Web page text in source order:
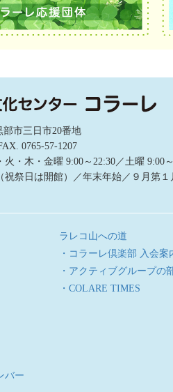
市三日市20番地
0765-57-1207
火・木・金曜 9:00～22:30／土曜 9:00
祭日は開館）／年末年始／９月第１
バー
ラレコ山への道
・コラーレ倶楽部 入会案
・アクティブグループの
・COLARE TIMES